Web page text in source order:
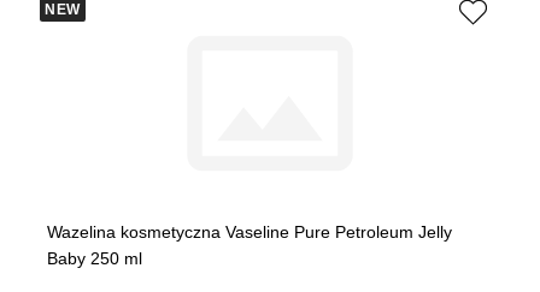
NEW
Wazelina kosmetyczna Vaseline Pure Petroleum Jelly
Baby 250 ml